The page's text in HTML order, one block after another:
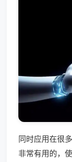
同时应用在很
非常有用的，